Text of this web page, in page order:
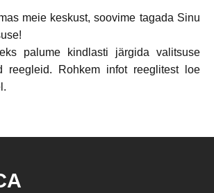
meie keskust, soovime tagada Sinu
palume kindlasti järgida valitsuse
reegleid. Rohkem infot reeglitest loe